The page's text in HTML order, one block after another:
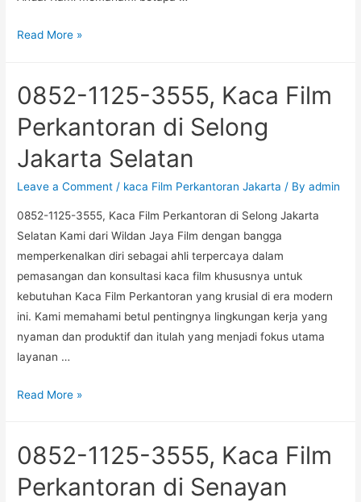
0852-
Kaca
Perkantoran
Jakarta
Selatan
Read More »
0852-1125-3555, Kaca Film
Perkantoran di Selong
Jakarta Selatan
Leave a Comment / kaca Film Perkantoran Jakarta / Byadmin
0852-1125-3555, Kaca Film Perkantoran di Selong Jakarta
Selatan Kami dari Wildan Jaya Film dengan bangga
memperkenalkan diri sebagai ahli terpercaya dalam
pemasangan dan konsultasi kaca film khususnya untuk
kebutuhan Kaca Film Perkantoran yang krusial di era modern
ini. Kami memahami betul pentingnya lingkungan kerja yang
nyaman dan produktif dan itulah yang menjadi fokus utama
layanan …
0852-
Kaca
Perkantoran
Read More »
0852-1125-3555, Kaca Film
Perkantoran di Senayan